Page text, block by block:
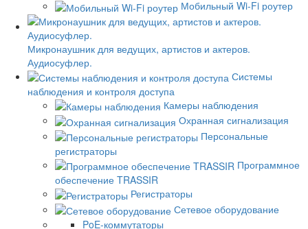
Мобильный Wi-Fi роутер
Микронаушник для ведущих, артистов и актеров.
Аудиосуфлер.
Системы
наблюдения и контроля доступа
Камеры наблюдения
Охранная сигнализация
Персональные
регистраторы
Программное
обеспечение TRASSIR
Регистраторы
Сетевое оборудование
PoE-коммутаторы